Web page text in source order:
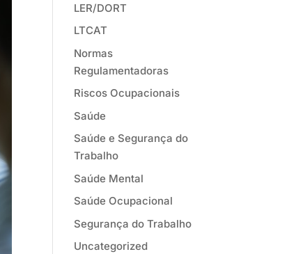
LER/DORT
LTCAT
Normas
Regulamentadoras
Riscos Ocupacionais
Saúde
Saúde e Segurança do
Trabalho
Saúde Mental
Saúde Ocupacional
Segurança do Trabalho
Uncategorized